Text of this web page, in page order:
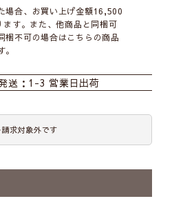
場合、お買い上げ金額16,500
す。また、他商品と同梱可
梱不可の場合はこちらの商品
送：1-3 営業日出荷
求対象外です